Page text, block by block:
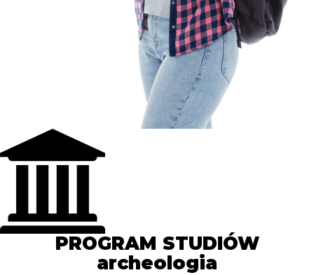
PROGRAM STUDIÓW
archeologia